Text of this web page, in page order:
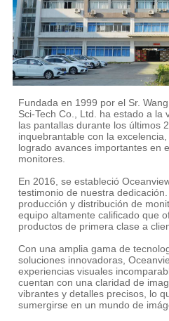
Fundada en 1999 por el Sr.
Sci-Tech Co., Ltd. ha estado a la
las pantallas durante los últimos
inquebrantable con la
logrado avances importantes en
monitores.
En 2016, se estableció
testimonio de nuestra
producción y distribución de
equipo altamente calificado que
productos de primera clase a
Con una amplia gama de
soluciones innovadoras,
experiencias visuales
cuentan con una claridad de
vibrantes y detalles precisos, lo
sumergirse en un mundo de